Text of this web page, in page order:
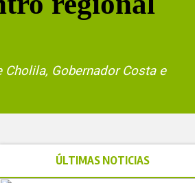
Gobernador Costa e
ÚLTIMAS NOTICIAS